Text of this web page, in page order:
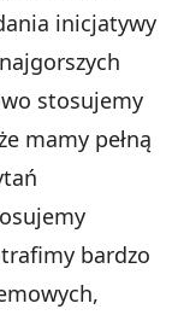
inicjatywy
stosujemy
mamy pełną
bardzo